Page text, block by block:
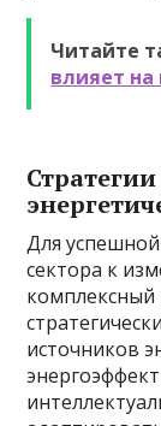
Читайте
влияет на
Для
сектора к
источников